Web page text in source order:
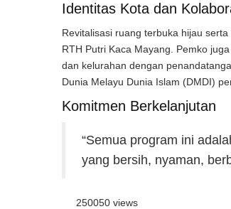
Identitas Kota dan
Revitalisasi ruang terbuka hijau
RTH Putri Kaca Mayang. Pemko
dan kelurahan dengan
Dunia Melayu Dunia Islam (DMDI)
Komitmen Berkelanjutan
“Semua program ini
yang bersih, nyaman,
250050 views